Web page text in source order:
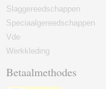
Slaggereedschappen
Speciaalgereedschappen
Vde
Werkkleding
Betaalmethodes